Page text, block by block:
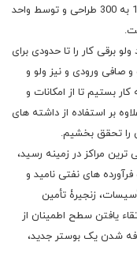
یک اسپول برای ارتباط اتصالات با کلاس کاری 150 به 300 طراحی و توسط واحد
برقی کار را تا حدودی برای
صافی ورودی و نیز ولو و
بستیم تا از امکانات و
بر استفاده از داشته های
را تحقق بخشیم.
ترین مراکز در زمینه رسید،
های نفتی نامید و
زنجیرۀ تأمین
یافتن سطح اطمینان از
شدن یک بوستر جدید،